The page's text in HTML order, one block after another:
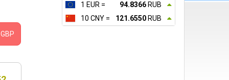
1 EUR =
94.8366 RUB
10 CNY =
121.6550 RUB
GBP